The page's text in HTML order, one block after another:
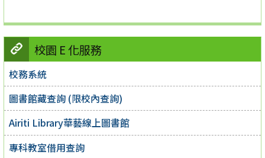
校園 E 化服務
校務系統
圖書館藏查詢 (限校內查詢)
Airiti Library華藝線上圖書館
專科教室借用查詢